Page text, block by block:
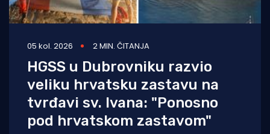
05 kol. 2026 2 MIN. ČITANJA
HGSS u Dubrovniku razvio
veliku hrvatsku zastavu na
tvrđavi sv. Ivana: "Ponosno
pod hrvatskom zastavom"